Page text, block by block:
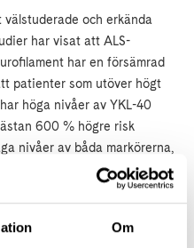
Om
och erkända
har visat att ALS-
har en försämrad
patienter som utöver högt
höga nivåer av YKL-40
600 % högre risk
nivåer av båda markörerna,
vid Göteborgs Universitet